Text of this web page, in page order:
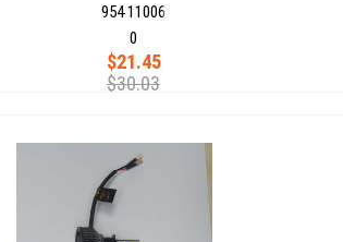
954 11006
$21.45
$30.03
0